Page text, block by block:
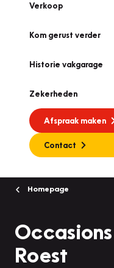
Verkoop
Kom gerust verder
Historie vakgarage
Zekerheden
Afspraak maken
Contact
Homepage
Roest